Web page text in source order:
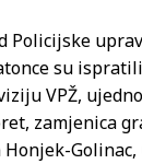
Policijske
su
VPŽ,
zamjenica